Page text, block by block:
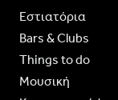
Εστιατόρια
Bars & Clubs
Things to do
Moυσική